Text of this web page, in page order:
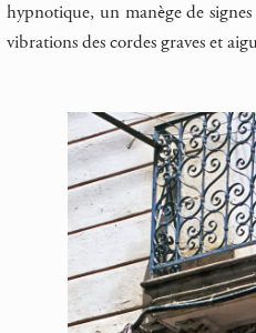
hypnotique, un manège de
vibrations des cordes graves et